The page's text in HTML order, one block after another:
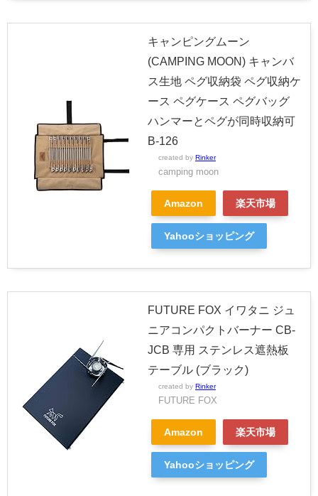
キャンピングムーン
(CAMPING MOON) キャンバ
ス生地 ペグ収納袋 ペグ収納ケ
ース ペグケース ペグバッグ
ハンマーとペグが同時収納可
B-126
created by Rinker
camping moon
Amazon 楽天市場
Yahooショッピング
FUTURE FOX イワタニ ジュ
ニアコンパクトバーナー CB-
JCB 専用 ステンレス遮熱板
テーブル (ブラック)
created by Rinker
FUTURE FOX
Amazon 楽天市場
Yahooショッピング